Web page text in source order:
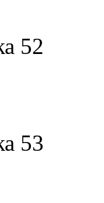
52
53